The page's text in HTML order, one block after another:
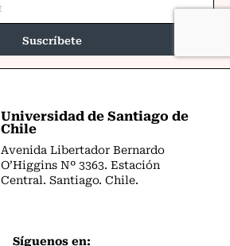
Universidad de Santiago de
Chile
Avenida Libertador Bernardo
O’Higgins Nº 3363. Estación
Central. Santiago. Chile.
Síguenos en: